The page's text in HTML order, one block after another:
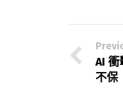
AI
不保